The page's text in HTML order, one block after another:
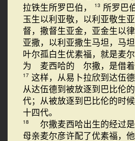
拉铁生所罗巴伯，
13 所罗巴
玉生以利亚敬，以利亚敬生亚
督，撒督生亚金，亚金生以律
亚撒，以利亚撒生马坦，马
叶尔孤白生优素福，就是麦
为 麦西哈的 尔撒，是借着
17 这样，从易卜拉欣到达伍
从达伍德到被放逐到巴比伦
代；从被放逐到巴比伦的时
十四代。
18
尔撒麦西哈出生的经过
母亲麦尔彦许配了优素福，